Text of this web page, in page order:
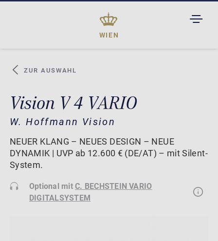
WIEN
ZUR AUSWAHL
Vision V 4 VARIO
W. Hoffmann Vision
NEUER KLANG – NEUES DESIGN – NEUE
DYNAMIK | UVP ab 12.600 € (DE/AT) – mit Silent-
System.
Optional mitC. BECHSTEIN VARIO
DIGITALSYSTEM